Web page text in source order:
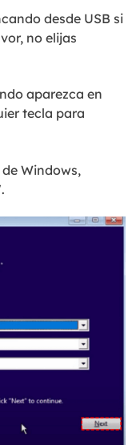
desde USB si
no elijas
aparezca en
tecla para
Windows,